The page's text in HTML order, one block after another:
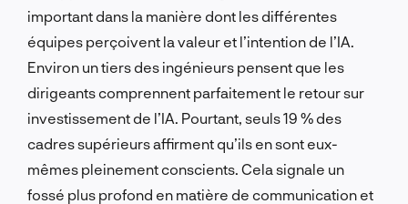
important dans la manière dont les différentes
équipes perçoivent la valeur et l’intention de l’IA.
Environ un tiers des ingénieurs pensent que les
dirigeants comprennent parfaitement le retour sur
investissement de l’IA. Pourtant, seuls 19 % des
cadres supérieurs affirment qu’ils en sont eux-
mêmes pleinement conscients. Cela signale un
fossé plus profond en matière de communication et